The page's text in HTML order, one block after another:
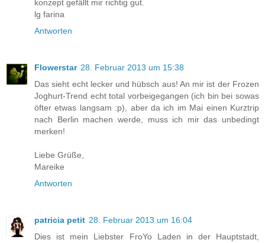
konzept gefällt mir richtig gut.
lg farina
Antworten
Flowerstar 28. Februar 2013 um 15:38
Das sieht echt lecker und hübsch aus! An mir ist der Frozen
Joghurt-Trend echt total vorbeigegangen (ich bin bei sowas
öfter etwas langsam :p), aber da ich im Mai einen Kurztrip
nach Berlin machen werde, muss ich mir das unbedingt
merken!
Liebe Grüße,
Mareike
Antworten
patricia petit 28. Februar 2013 um 16:04
Dies ist mein Liebster FroYo Laden in der Hauptstadt,